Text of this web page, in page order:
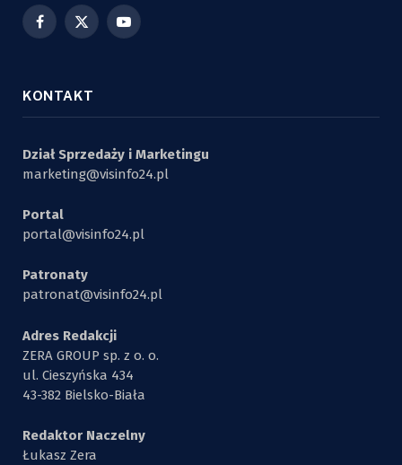
Facebook
X
YouTube
KONTAKT
Dział Sprzedaży i Marketingu
marketing@visinfo24.pl
Portal
portal@visinfo24.pl
Patronaty
patronat@visinfo24.pl
Adres Redakcji
ZERA GROUP sp. z o. o.
ul. Cieszyńska 434
43-382 Bielsko-Biała
Redaktor Naczelny
Łukasz Zera